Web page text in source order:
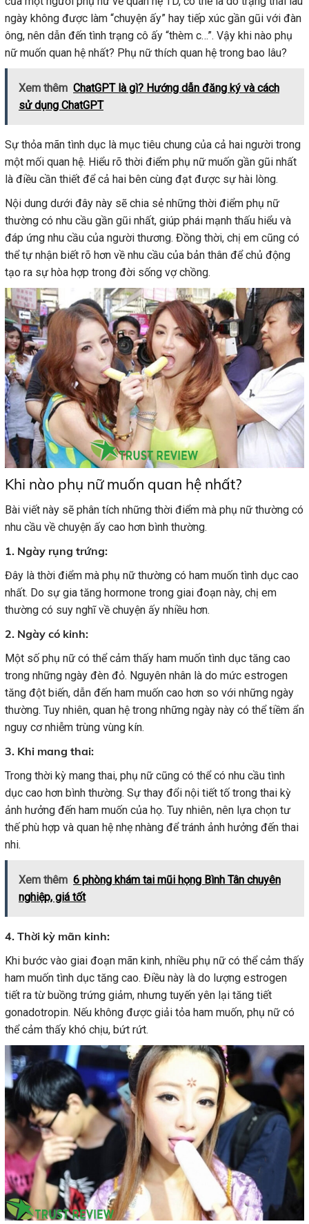
ngày không được làm “chuyện ấy” hay tiếp xúc gần gũi với đàn
ông, nên dẫn đến tình trạng cô ấy “thèm c…”. Vậy khi nào phụ
nữ muốn quan hệ nhất? Phụ nữ thích quan hệ trong bao lâu?
Xem thêm ChatGPT là gì? Hướng dẫn đăng ký và cách
sử dụng ChatGPT
Sự thỏa mãn tình dục là mục tiêu chung của cả hai người trong
một mối quan hệ. Hiểu rõ thời điểm phụ nữ muốn gần gũi nhất
là điều cần thiết để cả hai bên cùng đạt được sự hài lòng.
Nội dung dưới đây này sẽ chia sẻ những thời điểm phụ nữ
thường có nhu cầu gần gũi nhất, giúp phái mạnh thấu hiểu và
đáp ứng nhu cầu của người thương. Đồng thời, chị em cũng có
thể tự nhận biết rõ hơn về nhu cầu của bản thân để chủ động
tạo ra sự hòa hợp trong đời sống vợ chồng.
Khi nào phụ nữ muốn quan hệ nhất?
Bài viết này sẽ phân tích những thời điểm mà phụ nữ thường có
nhu cầu về chuyện ấy cao hơn bình thường.
1. Ngày rụng trứng:
Đây là thời điểm mà phụ nữ thường có ham muốn tình dục cao
nhất. Do sự gia tăng hormone trong giai đoạn này, chị em
thường có suy nghĩ về chuyện ấy nhiều hơn.
2. Ngày có kinh:
Một số phụ nữ có thể cảm thấy ham muốn tình dục tăng cao
trong những ngày đèn đỏ. Nguyên nhân là do mức estrogen
tăng đột biến, dẫn đến ham muốn cao hơn so với những ngày
thường. Tuy nhiên, quan hệ trong những ngày này có thể tiềm ẩn
nguy cơ nhiễm trùng vùng kín.
3. Khi mang thai:
Trong thời kỳ mang thai, phụ nữ cũng có thể có nhu cầu tình
dục cao hơn bình thường. Sự thay đổi nội tiết tố trong thai kỳ
ảnh hưởng đến ham muốn của họ. Tuy nhiên, nên lựa chọn tư
thế phù hợp và quan hệ nhẹ nhàng để tránh ảnh hưởng đến thai
nhi.
Xem thêm 6 phòng khám tai mũi họng Bình Tân chuyên
nghiệp, giá tốt
4. Thời kỳ mãn kinh:
Khi bước vào giai đoạn mãn kinh, nhiều phụ nữ có thể cảm thấy
ham muốn tình dục tăng cao. Điều này là do lượng estrogen
tiết ra từ buồng trứng giảm, nhưng tuyến yên lại tăng tiết
gonadotropin. Nếu không được giải tỏa ham muốn, phụ nữ có
thể cảm thấy khó chịu, bứt rứt.